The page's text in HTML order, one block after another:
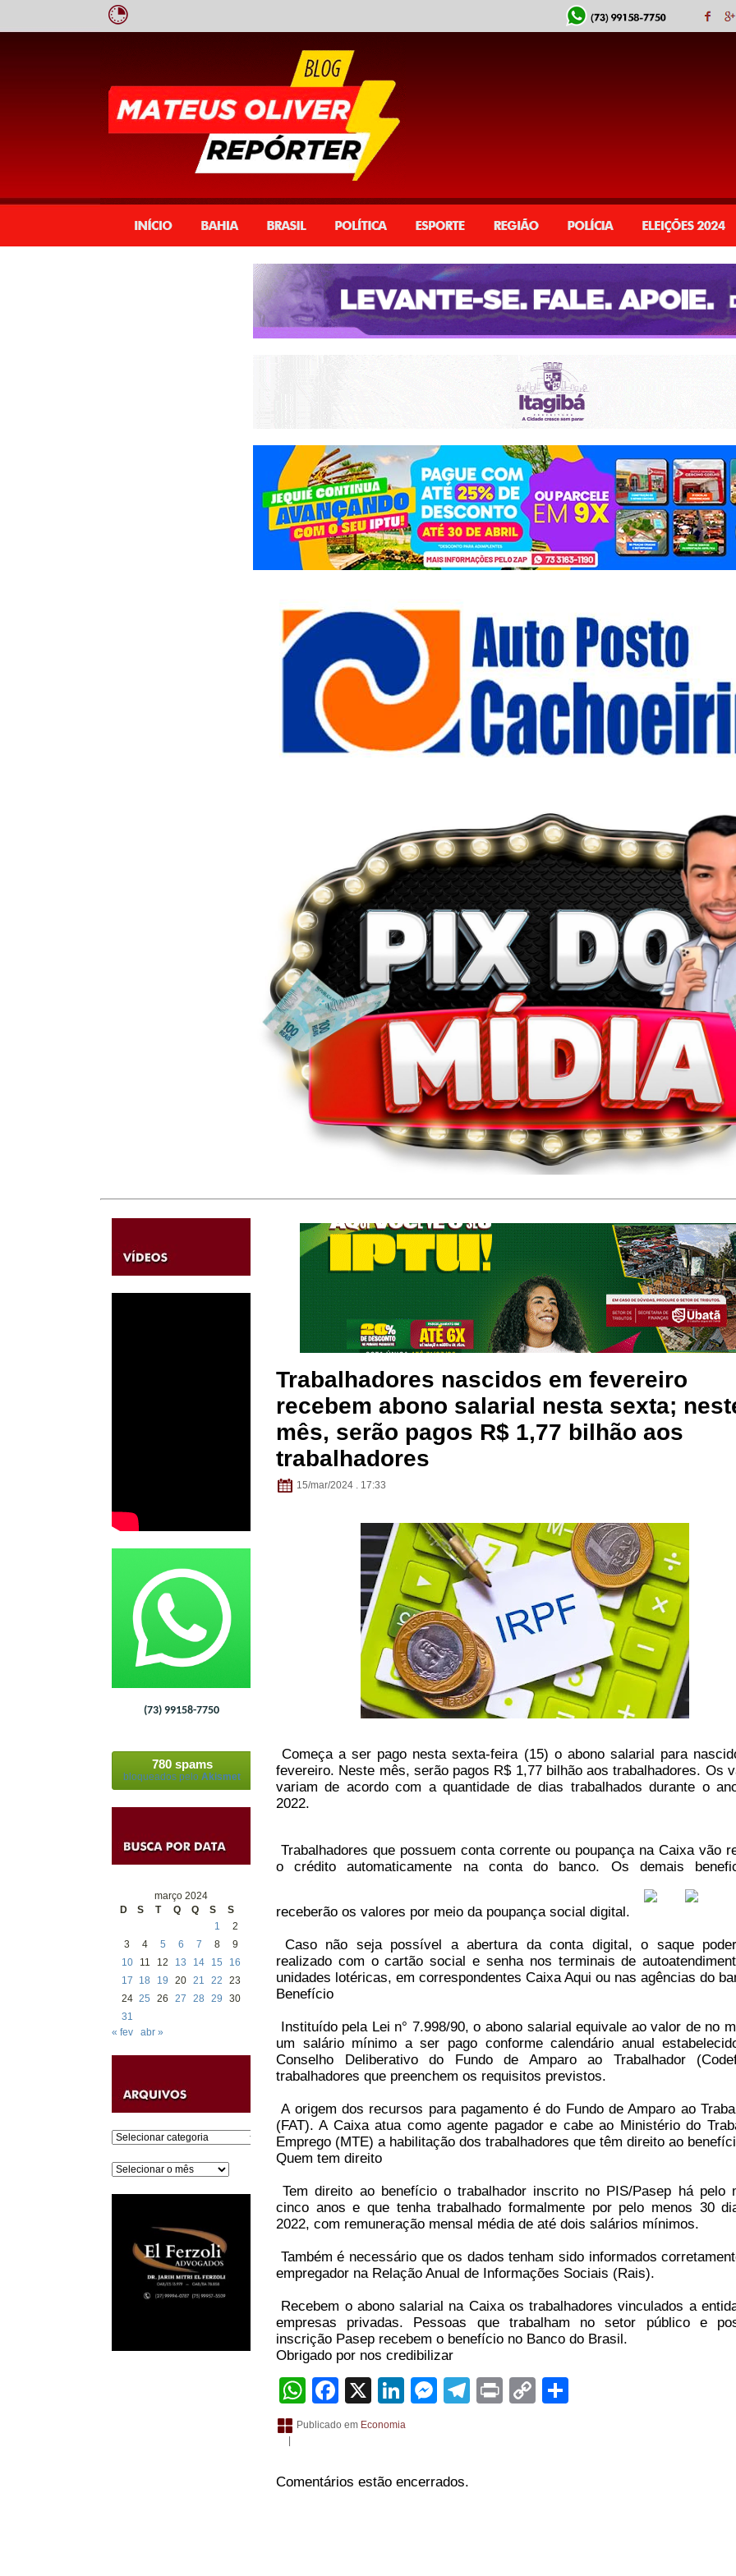
(73) 99158-7750
780 spams
bloqueados pelo Akismet
março 2024
D
S T Q Q S
S
1
2
3
4 5 6 7 8
9
10
11 12 13 14 15
16
17
18 19 20 21 22
23
24 25 26 27 28 29
30
31
« fev
abr »
Categorias
Arquivos
Trabalhadores nascidos em fevereiro
recebem abono salarial nesta sexta;
mês, serão pagos R$ 1,77 bilhão aos
trabalhadores
15/mar/2024 . 17:33
Começa a ser pago nesta sexta-feira (15) o abono salarial para
fevereiro. Neste mês, serão pagos R$ 1,77 bilhão aos trabalhadores. Os
variam de acordo com a quantidade de dias trabalhados durante o
2022.
Trabalhadores que possuem conta corrente ou poupança na Caixa vão
o crédito automaticamente na conta do banco. Os demais
receberão os valores por meio da poupança social digital.
Caso não seja possível a abertura da conta digital, o saque
realizado com o cartão social e senha nos terminais de
unidades lotéricas, em correspondentes Caixa Aqui ou nas agências do
Benefício
Instituído pela Lei n° 7.998/90, o abono salarial equivale ao valor de no
um salário mínimo a ser pago conforme calendário anual
Conselho Deliberativo do Fundo de Amparo ao Trabalhador
trabalhadores que preenchem os requisitos previstos.
A origem dos recursos para pagamento é do Fundo de Amparo ao
(FAT). A Caixa atua como agente pagador e cabe ao Ministério do
Emprego (MTE) a habilitação dos trabalhadores que têm direito ao
Quem tem direito
Tem direito ao benefício o trabalhador inscrito no PIS/Pasep há pelo
cinco anos e que tenha trabalhado formalmente por pelo menos 30
2022, com remuneração mensal média de até dois salários mínimos.
Também é necessário que os dados tenham sido informados
empregador na Relação Anual de Informações Sociais (Rais).
Recebem o abono salarial na Caixa os trabalhadores vinculados a
empresas privadas. Pessoas que trabalham no setor público e
inscrição Pasep recebem o benefício no Banco do Brasil.
Obrigado por nos credibilizar
WhatsApp
Facebook
X LinkedIn
Messenger
Telegram
PrintCopy
Publicado em Economia
Comentários estão encerrados.